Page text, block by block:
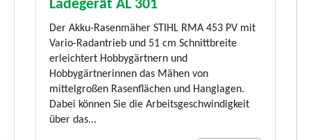
Ladegerät AL 301
Der Akku-Rasenmäher STIHL RMA 453 PV mit
Vario-Radantrieb und 51 cm Schnittbreite
erleichtert Hobbygärtnern und
Hobbygärtnerinnen das Mähen von
mittelgroßen Rasenflächen und Hanglagen.
Dabei können Sie die Arbeitsgeschwindigkeit
über das...
von
Zerkleinern
mit Holz.
€ 409.00*
€ 329,00*
STIHL Akku AP 300 S
Extrem leistungsstarker Lithium-Ionen-
Akku mit einer Spannung von 36 V und